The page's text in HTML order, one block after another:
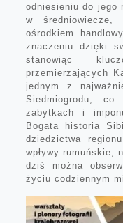
odniesieniu do jego
w
ośrodkiem
znaczeniu dzięki
stanowiąc
przemierzających
jednym z
Siedmiogrodu,
zabytkach i
Bogata historia
dziedzictwa
wpływy rumuńskie,
dziś można
życiu codziennym